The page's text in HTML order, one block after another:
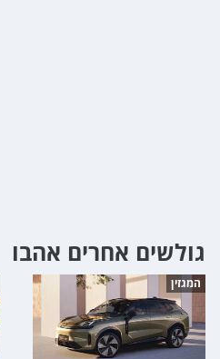
גולשים אחרים אהבו
המגזין